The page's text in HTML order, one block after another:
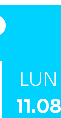
LUN
11.08